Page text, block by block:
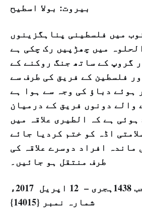
بیروت: بولا اسطیح
میں فلسطینی پناہگزینوں
میں چھڑپیں رک چکی ہے
گروپ کے ساتھ جنگ روکنے کے
فلسطین کے فریق کی طرف سے
ہوئے دباؤ کی وجہ سے ہوا ہے
والے دونوں فریق کے درمیان
ہے کہ الطیری علاقہ میں
اڈہ کو ختم کردیا جائے
ماندہ افراد دوسرے علاقہ کی
طرف منتقل ہو جائیں۔
بدھ 15 رجب 1438ہجری – 12 اپریل 2017ء
شمارہ نمبر {14015}